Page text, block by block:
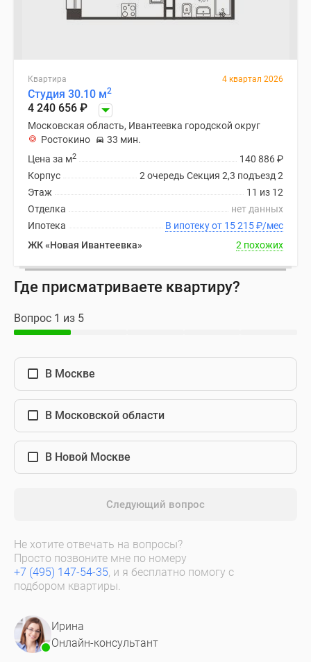
Квартира 4 квартал 2026
Студия 30.10 м2
4 240 656 ₽
Московская область, Ивантеевка городской округ
Ростокино
33 мин.
140 886₽
Цена за м2
2 очередь Секция 2,3 подъезд 2
Корпус
11 из 12
Этаж
нет данных
Отделка
В ипотеку от 15 215₽/мес
Ипотека
ЖК «Новая Ивантеевка»
2 похожих
Где присматриваете квартиру?
Вопрос 1 из 5
В Москве
В Московской области
В Новой Москве
Следующий вопрос
Не хотите отвечать на вопросы?
Просто позвоните мне по номеру
+7 (495) 147-54-35, и я бесплатно помогу с
подбором квартиры.
Ирина
Онлайн-консультант